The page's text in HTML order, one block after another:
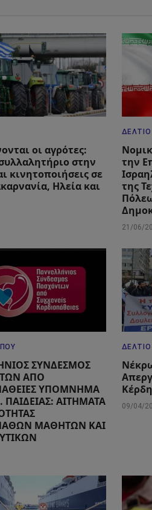
οι αγρότες:
στην
κινητοποιήσεις σε
Ηλεία και
την
της
21/06/
ΣΥΝΔΕΣΜΟΣ
ΑΠΟ
ΥΠΟΜΝΗΜΑ
ΠΑΙΔΕΙΑΣ: ΑΙΤΗΜΑΤΑ
ΜΑΘΗΤΩΝ ΚΑΙ
09/04/